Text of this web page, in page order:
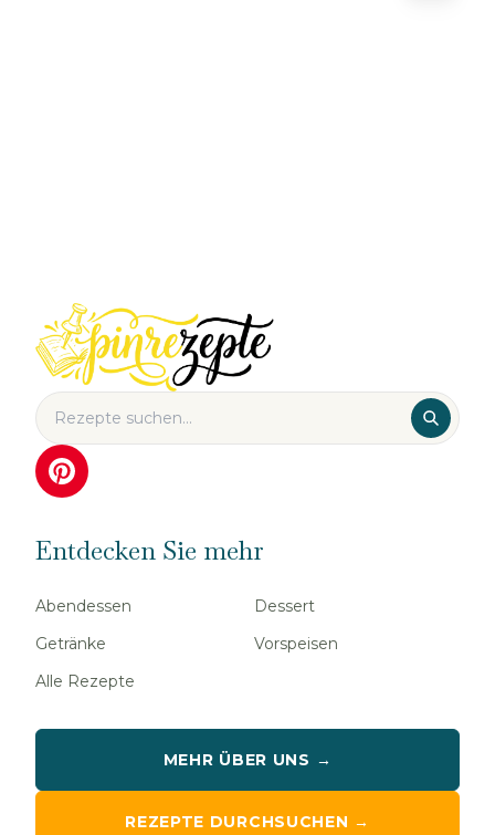
Entdecken Sie mehr
Abendessen
Dessert
Getränke
Vorspeisen
Alle Rezepte
MEHR ÜBER UNS →
REZEPTE DURCHSUCHEN →